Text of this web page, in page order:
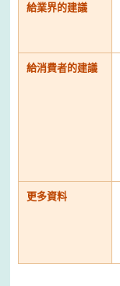
給業界的建議
給消費者的建議
更多資料